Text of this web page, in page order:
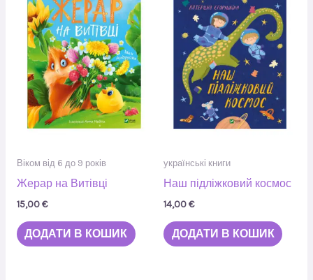
Віком від 6 до 9 років
Жерар на Витівці
15,00€
ДОДАТИ В КОШИК
українські книги
Наш підліжковий космос
14,00€
ДОДАТИ В КОШИК